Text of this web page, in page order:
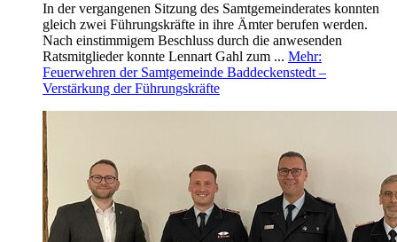
In der vergangenen Sitzung des Samtgemeinderates konnten
gleich zwei Führungskräfte in ihre Ämter berufen werden.
Nach einstimmigem Beschluss durch die anwesenden
Ratsmitglieder konnte Lennart Gahl zum ... Mehr:
Feuerwehren der Samtgemeinde Baddeckenstedt –
Verstärkung der Führungskräfte